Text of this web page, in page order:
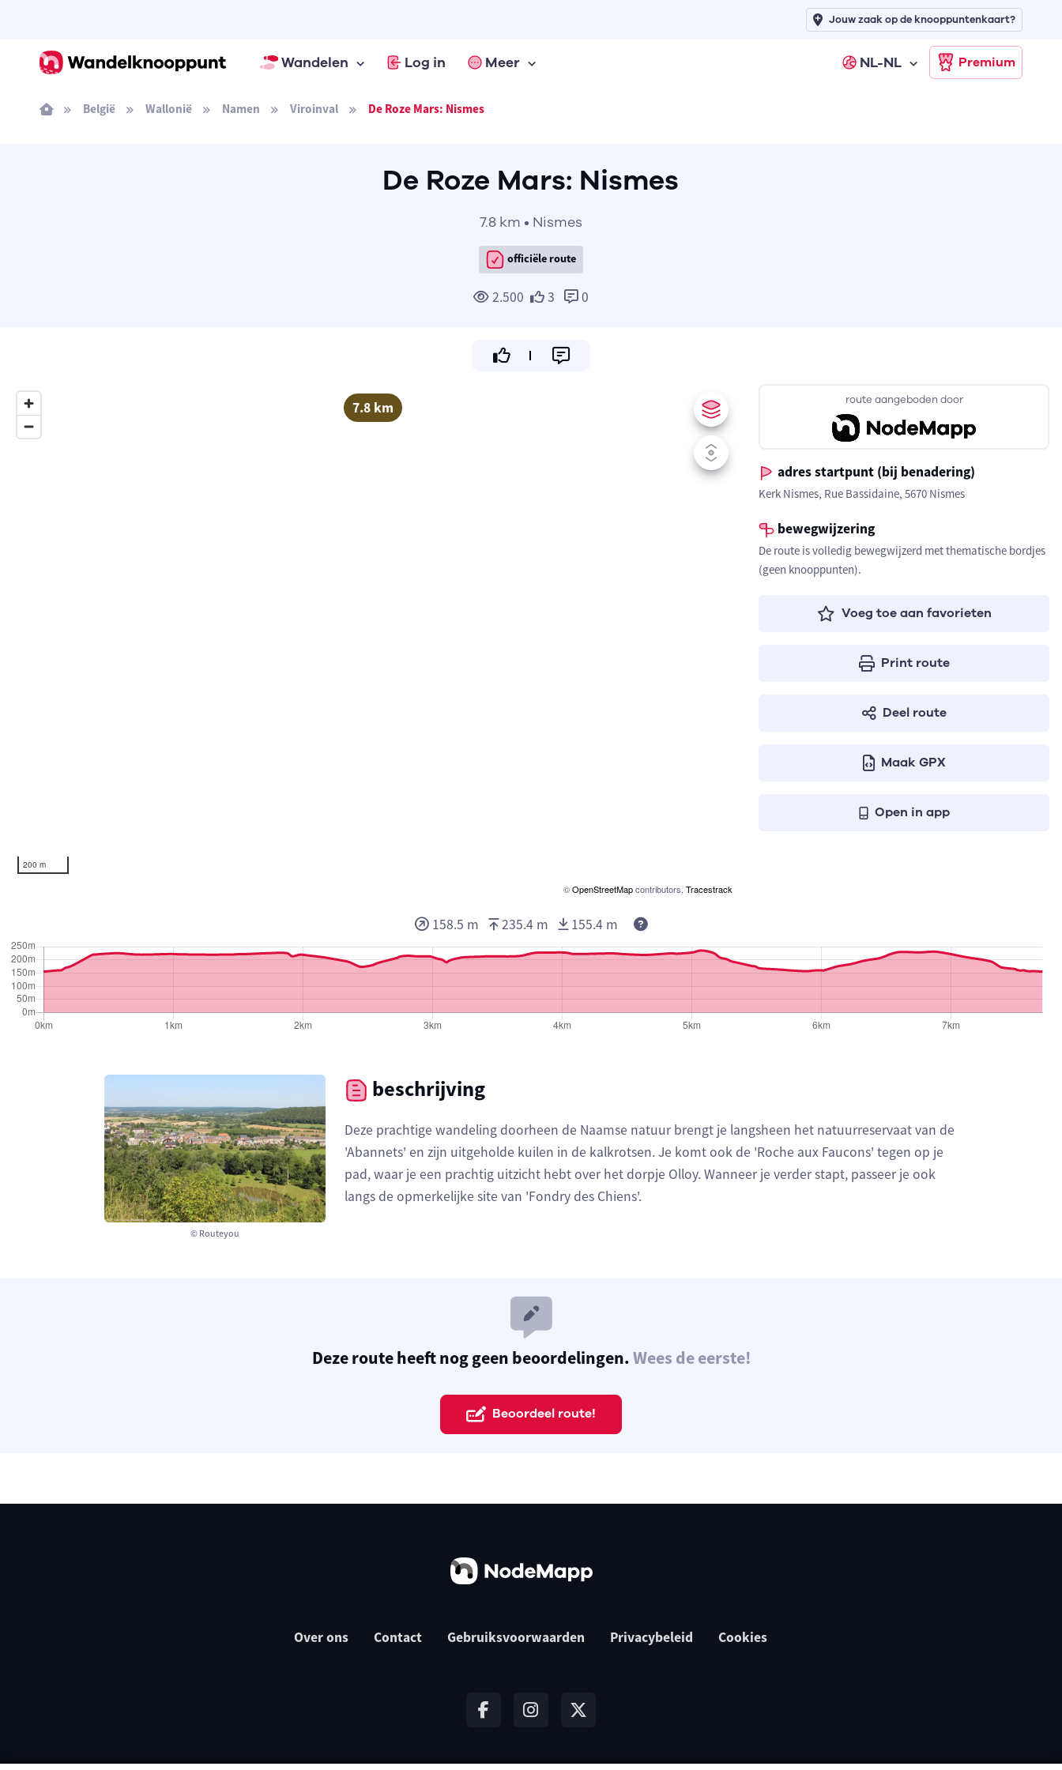
Wandelen Log in Meer NL-NL Premium
Jouw zaak op de knooppuntenkaart?
België Wallonië Namen Viroinval De Roze Mars: Nismes
De Roze Mars: Nismes
7.8 km • Nismes
officiële route
2.500 3 0
7.8 km
200 m
©OpenStreetMapcontributors, Tracestrack
route aangeboden door
adres startpunt (bij benadering)
Kerk Nismes, Rue Bassidaine, 5670 Nismes
bewegwijzering
De route is volledig bewegwijzerd met thematische bordjes
(geen knooppunten).
Voeg toe aan favorieten
Print route
Deel route
Maak GPX
Open in app
158.5 m 235.4 m 155.4 m Deze waarden geven respectievelijk het aantal te stijgen meters, het
© Routeyou
beschrijving
Deze prachtige wandeling doorheen de Naamse natuur brengt je langsheen het natuurreservaat van de
'Abannets' en zijn uitgeholde kuilen in de kalkrotsen. Je komt ook de 'Roche aux Faucons' tegen op je
pad, waar je een prachtig uitzicht hebt over het dorpje Olloy. Wanneer je verder stapt, passeer je ook
langs de opmerkelijke site van 'Fondry des Chiens'.
Deze route heeft nog geen beoordelingen.Wees de eerste!
Beoordeel route!
Over ons Contact Gebruiksvoorwaarden Privacybeleid Cookies